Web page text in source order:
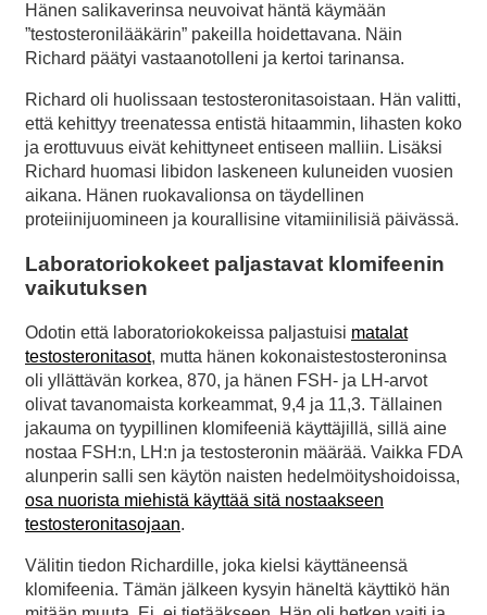
Hänen salikaverinsa neuvoivat häntä käymään
”testosteronilääkärin” pakeilla hoidettavana. Näin
Richard päätyi vastaanotolleni ja kertoi tarinansa.
Richard oli huolissaan testosteronitasoistaan. Hän valitti,
että kehittyy treenatessa entistä hitaammin, lihasten koko
ja erottuvuus eivät kehittyneet entiseen malliin. Lisäksi
Richard huomasi libidon laskeneen kuluneiden vuosien
aikana. Hänen ruokavalionsa on täydellinen
proteiinijuomineen ja kourallisine vitamiinilisiä päivässä.
Laboratoriokokeet paljastavat klomifeenin
vaikutuksen
Odotin että laboratoriokokeissa paljastuisi matalat
testosteronitasot, mutta hänen kokonaistestosteroninsa
oli yllättävän korkea, 870, ja hänen FSH- ja LH-arvot
olivat tavanomaista korkeammat, 9,4 ja 11,3. Tällainen
jakauma on tyypillinen klomifeeniä käyttäjillä, sillä aine
nostaa FSH:n, LH:n ja testosteronin määrää. Vaikka FDA
alunperin salli sen käytön naisten hedelmöityshoidoissa,
osa nuorista miehistä käyttää sitä nostaakseen
testosteronitasojaan.
Välitin tiedon Richardille, joka kielsi käyttäneensä
klomifeenia. Tämän jälkeen kysyin häneltä käyttikö hän